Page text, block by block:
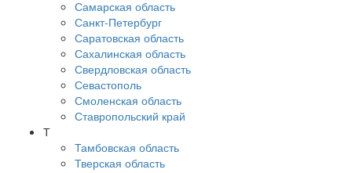
Самарская область
Санкт-Петербург
Саратовская область
Сахалинская область
Свердловская область
Севастополь
Смоленская область
Ставропольский край
Т
Тамбовская область
Тверская область